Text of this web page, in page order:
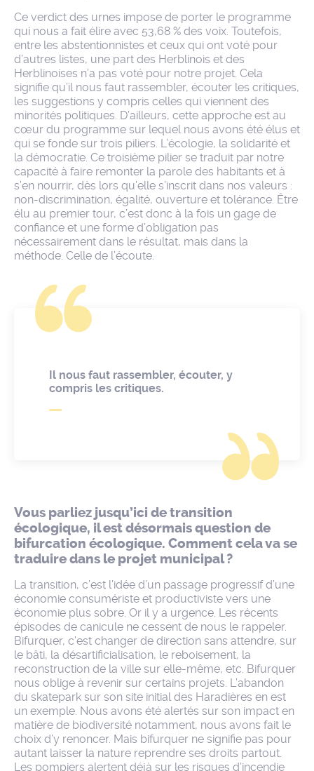
Ce verdict des urnes impose de porter le programme
qui nous a fait élire avec 53,68 % des voix. Toutefois,
entre les abstentionnistes et ceux qui ont voté pour
d’autres listes, une part des Herblinois et des
Herblinoises n’a pas voté pour notre projet. Cela
signifie qu’il nous faut rassembler, écouter les critiques,
les suggestions y compris celles qui viennent des
minorités politiques. D’ailleurs, cette approche est au
cœur du programme sur lequel nous avons été élus et
qui se fonde sur trois piliers. L’écologie, la solidarité et
la démocratie. Ce troisième pilier se traduit par notre
capacité à faire remonter la parole des habitants et à
s’en nourrir, dès lors qu’elle s’inscrit dans nos valeurs :
non-discrimination, égalité, ouverture et tolérance. Être
élu au premier tour, c’est donc à la fois un gage de
confiance et une forme d’obligation pas
nécessairement dans le résultat, mais dans la
méthode. Celle de l’écoute.
Il nous faut rassembler, écouter, y
compris les critiques.
Vous parliez jusqu’ici de transition
écologique, il est désormais question de
bifurcation écologique. Comment cela va se
traduire dans le projet municipal ?
La transition, c’est l’idée d’un passage progressif d’une
économie consumériste et productiviste vers une
économie plus sobre. Or il y a urgence. Les récents
épisodes de canicule ne cessent de nous le rappeler.
Bifurquer, c’est changer de direction sans attendre, sur
le bâti, la désartificialisation, le reboisement, la
reconstruction de la ville sur elle-même, etc. Bifurquer
nous oblige à revenir sur certains projets. L’abandon
du skatepark sur son site initial des Haradières en est
un exemple. Nous avons été alertés sur son impact en
matière de biodiversité notamment, nous avons fait le
choix d’y renoncer. Mais bifurquer ne signifie pas pour
autant laisser la nature reprendre ses droits partout.
Les pompiers alertent déjà sur les risques d’incendie